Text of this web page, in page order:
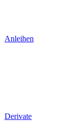
Anleihen
Derivate